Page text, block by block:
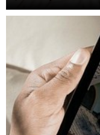
pierwszą linią obrony